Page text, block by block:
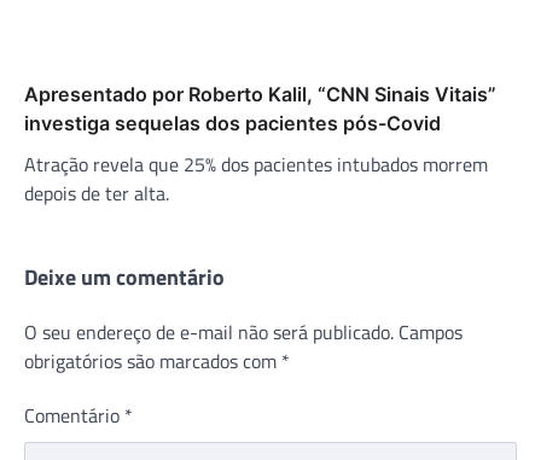
Apresentado por Roberto Kalil, “CNN Sinais Vitais”
investiga sequelas dos pacientes pós-Covid
Atração revela que 25% dos pacientes intubados morrem
depois de ter alta.
Deixe um comentário
O seu endereço de e-mail não será publicado. Campos
obrigatórios são marcados com *
Comentário *